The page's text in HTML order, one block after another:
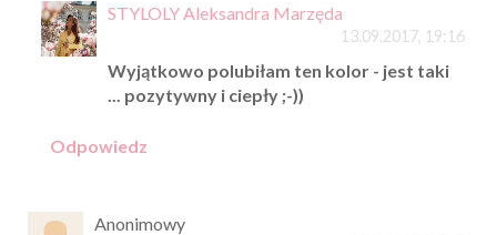
STYLOLY Aleksandra Marzęda
13.09.2017, 19:16
Wyjątkowo polubiłam ten kolor - jest taki
... pozytywny i ciepły ;-))
Odpowiedz
Anonimowy